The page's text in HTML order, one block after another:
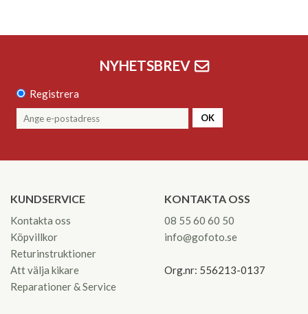
NYHETSBREV
Registrera
OK
KUNDSERVICE
Kontakta oss
Köpvillkor
Returinstruktioner
Att välja kikare
Reparationer & Service
KONTAKTA OSS
08 55 60 60 50
info@gofoto.se
Org.nr: 556213-0137